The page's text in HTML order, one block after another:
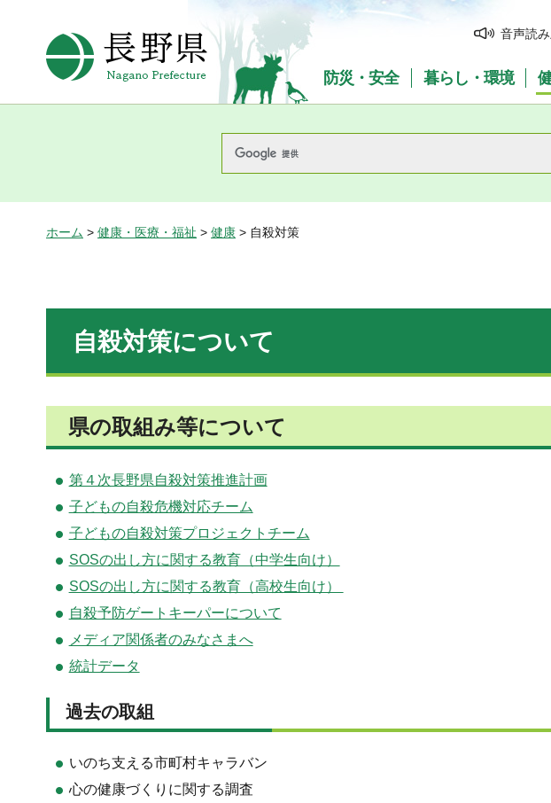
長野県Nagano Prefecture
音声読
防災・安全 暮らし・環境
ホーム > 健康・医療・福祉 > 健康 > 自殺対策
自殺対策について
県の取組み等について
第４次長野県自殺対策推進計画
子どもの自殺危機対応チーム
子どもの自殺対策プロジェクトチーム
SOSの出し方に関する教育（中学生向け）
SOSの出し方に関する教育（高校生向け）
自殺予防ゲートキーパーについて
メディア関係者のみなさまへ
統計データ
過去の取組
いのち支える市町村キャラバン
心の健康づくりに関する調査